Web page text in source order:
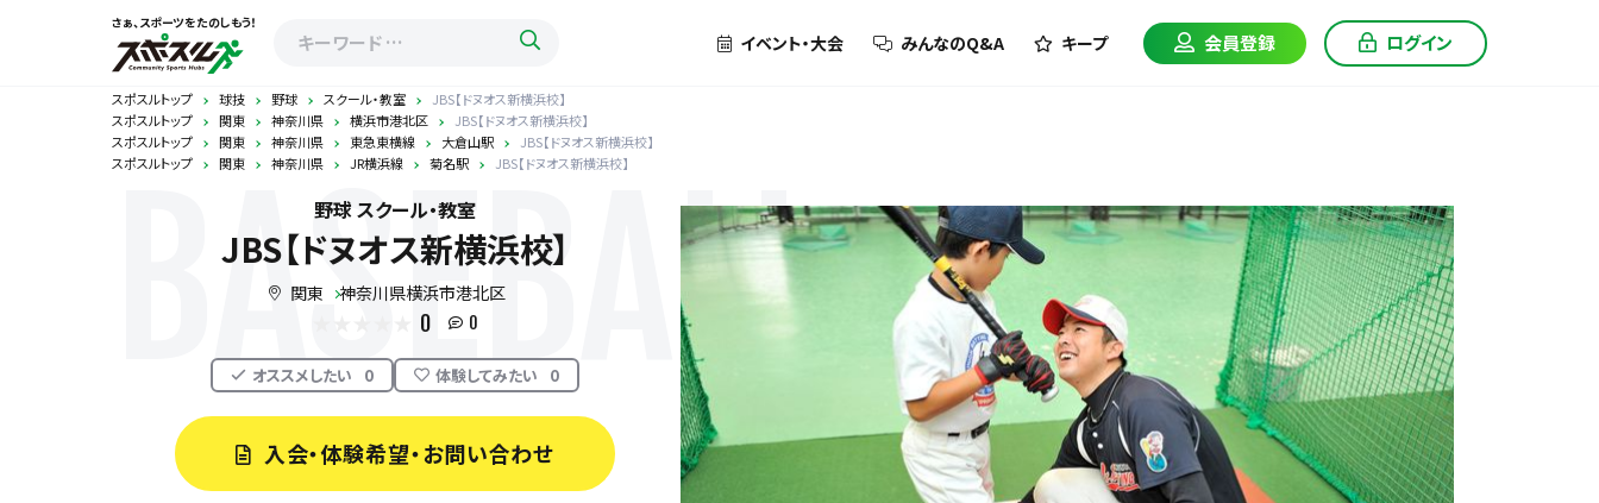
さぁ、スポーツをたのしもう！
イベント・大会 みんなのQ&A キープ 会員登録 ログイン
スポスルトップ 球技 野球 スクール・教室
JBS【ドヌオス新横浜校】
スポスルトップ
関東 神奈川県 横浜市港北区
JBS【ドヌオス新横浜校】
スポスルトップ
関東 神奈川県 東急東横線 大倉山駅
JBS【ドヌオス新横浜校】
スポスルトップ
関東 神奈川県 JR横浜線 菊名駅 JBS【ドヌオス新横浜校】
BASEBALL
野球 スクール・教室
JBS【ドヌオス新横浜校】
関東 神奈川県横浜市港北区
0 0
オススメしたい 0 体験してみたい 0
入会・体験希望・お問い合わせ